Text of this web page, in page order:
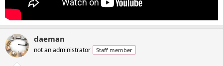
daeman
not an administrator Staff member